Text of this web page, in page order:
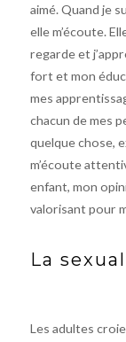
aimé. Quand je
elle m’écoute.
regarde et
fort et mon
mes
chacun de mes
quelque chose,
m’écoute
enfant, mon
valorisant pour
La
Les adultes